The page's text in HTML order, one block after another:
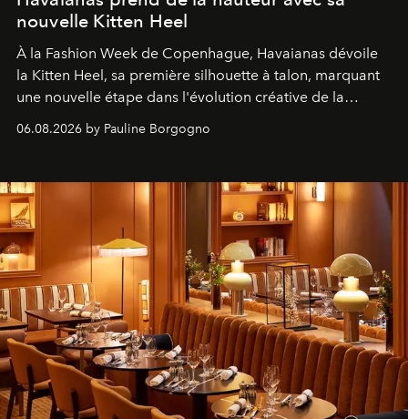
nouvelle Kitten Heel
À la Fashion Week de Copenhague, Havaianas dévoile
la Kitten Heel, sa première silhouette à talon, marquant
une nouvelle étape dans l'évolution créative de la
06.08.2026 by Pauline Borgogno